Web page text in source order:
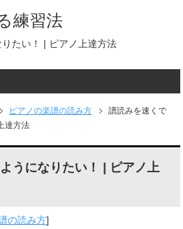
練習法
たい！ | ピアノ上達方法
ピアノの楽譜の読み方
譜読みを速くで
達方法
うになりたい！ | ピアノ上
の読み方]